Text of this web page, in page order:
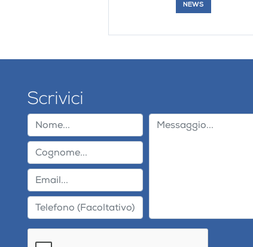
NEWS
Scrivici